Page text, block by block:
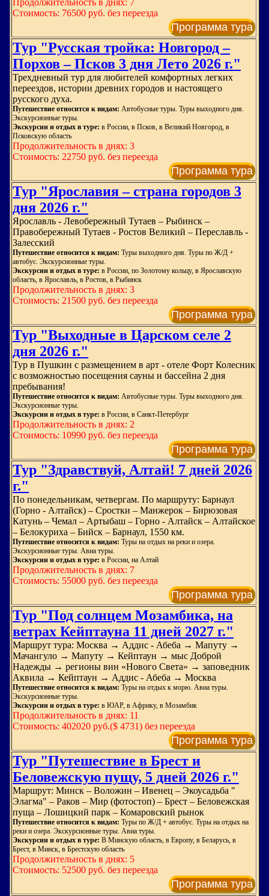
Продолжительность в днях: 7
Стоимость: 76500 руб. без переезда
Программа тура
Тур "Русская тройка: Новгород –
Порхов – Псков 3 дня Лето 2026 г."
Трехдневный тур для любителей комфортных легких
переездов, истории древних городов и настоящего
русского духа.
Путешествие относится к видам: Автобусные туры. Туры выходного дня.
Экскурсионные туры.
Экскурсии и отдых в туре: в России, в Псков, в Великий Новгород, в
Псковскую область
Продолжительность в днях: 3
Стоимость: 22750 руб. без переезда
Программа тура
Тур "Ярославия – страна городов 3
дня 2026 г."
Ярославль - Левобережный Тутаев – Рыбинск –
Правобережный Тутаев - Ростов Великий – Переславль -
Залесский
Путешествие относится к видам: Туры выходного дня. Туры по Ж/Д +
автобус. Экскурсионные туры.
Экскурсии и отдых в туре: в России, по Золотому кольцу, в Ярославскую
область, в Ярославль, в Ростов, в Рыбинск
Продолжительность в днях: 3
Стоимость: 21500 руб. без переезда
Программа тура
Тур "Выходные в Царском селе 2
дня 2026 г."
Тур в Пушкин с размещением в арт - отеле Форт Колесник
с возможностью посещения сауны и бассейна 2 дня
пребывания!
Путешествие относится к видам: Автобусные туры. Туры выходного дня.
Экскурсионные туры.
Экскурсии и отдых в туре: в России, в Санкт-Петербург
Продолжительность в днях: 2
Стоимость: 10990 руб. без переезда
Программа тура
Тур "Здравствуй, Алтай! 7 дней 2026
г."
По понедельникам, четвергам. По маршруту: Барнаул
(Горно - Алтайск) – Сростки – Манжерок – Бирюзовая
Катунь – Чемал – Артыбаш – Горно - Алтайск – Алтайское
– Белокуриха – Бийск – Барнаул, 1550 км.
Путешествие относится к видам: Туры на отдых на реки и озера.
Экскурсионные туры. Авиа туры.
Экскурсии и отдых в туре: в России, на Алтай
Продолжительность в днях: 7
Стоимость: 55000 руб. без переезда
Программа тура
Тур "Под солнцем Мозамбика, на
ветрах Кейптауна 11 дней 2027 г."
Маршрут тура: Москва → Аддис - Абеба → Мапуту →
Мачангуло → Мапуту → Кейптаун → мыс Доброй
Надежды → регионы вин «Нового Света» → заповедник
Аквила → Кейптаун → Аддис - Абеба → Москва
Путешествие относится к видам: Туры на отдых к морю. Авиа туры.
Экскурсионные туры.
Экскурсии и отдых в туре: в ЮАР, в Африку, в Мозамбик
Продолжительность в днях: 11
Стоимость: 402020 руб.($ 4731) без переезда
Программа тура
Тур "Путешествие в Брест и
Беловежскую пущу, 5 дней 2026 г."
Маршрут: Минск – Воложин – Ивенец – Экоусадьба "
Элагма" – Раков – Мир (фотостоп) – Брест – Беловежская
пуща – Лошицкий парк – Комаровский рынок
Путешествие относится к видам: Туры по Ж/Д + автобус. Туры на отдых на
реки и озера. Экскурсионные туры. Авиа туры.
Экскурсии и отдых в туре: В Минскую область, в Европу, в Беларусь, в
Брест, в Минск, в Брестскую область
Продолжительность в днях: 5
Стоимость: 52500 руб. без переезда
Программа тура